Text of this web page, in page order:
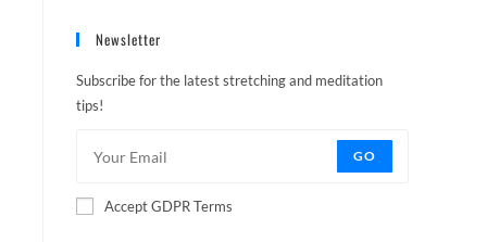
Newsletter
Subscribe for the latest stretching and meditation
tips!
GO
Accept GDPR Terms